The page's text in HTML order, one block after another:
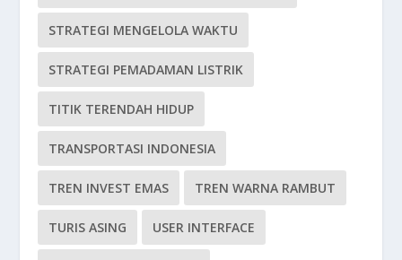
STRATEGI MENGELOLA WAKTU
STRATEGI PEMADAMAN LISTRIK
TITIK TERENDAH HIDUP
TRANSPORTASI INDONESIA
TREN INVEST EMAS TREN WARNA RAMBUT
TURIS ASING USER INTERFACE